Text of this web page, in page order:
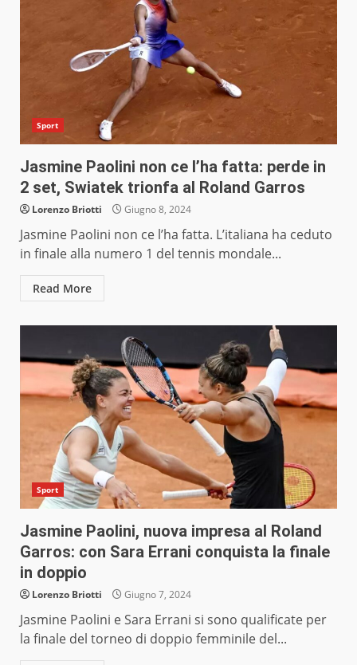
Sport
Jasmine Paolini non ce l’ha fatta: perde in
2 set, Swiatek trionfa al Roland Garros
Lorenzo Briotti Giugno 8, 2024
Jasmine Paolini non ce l’ha fatta. L’italiana ha ceduto
in finale alla numero 1 del tennis mondale...
Read More
Sport
Jasmine Paolini, nuova impresa al Roland
Garros: con Sara Errani conquista la finale
in doppio
Lorenzo Briotti Giugno 7, 2024
Jasmine Paolini e Sara Errani si sono qualificate per
la finale del torneo di doppio femminile del...